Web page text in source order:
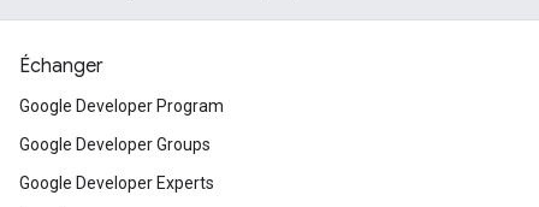
Échanger
Google Developer Program
Google Developer Groups
Google Developer Experts